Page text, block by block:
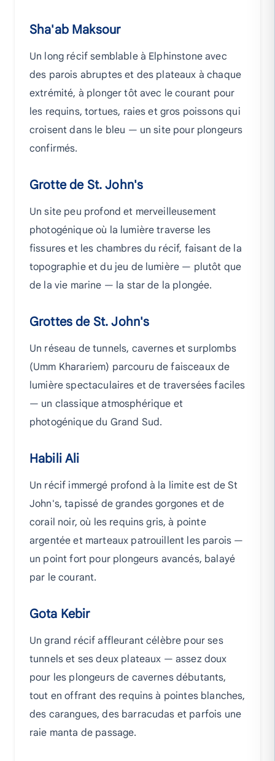
Sha'ab Maksour
Un long récif semblable à Elphinstone avec
des parois abruptes et des plateaux à chaque
extrémité, à plonger tôt avec le courant pour
les requins, tortues, raies et gros poissons qui
croisent dans le bleu — un site pour plongeurs
confirmés.
Grotte de St. John's
Un site peu profond et merveilleusement
photogénique où la lumière traverse les
fissures et les chambres du récif, faisant de la
topographie et du jeu de lumière — plutôt que
de la vie marine — la star de la plongée.
Grottes de St. John's
Un réseau de tunnels, cavernes et surplombs
(Umm Kharariem) parcouru de faisceaux de
lumière spectaculaires et de traversées faciles
— un classique atmosphérique et
photogénique du Grand Sud.
Habili Ali
Un récif immergé profond à la limite est de St
John's, tapissé de grandes gorgones et de
corail noir, où les requins gris, à pointe
argentée et marteaux patrouillent les parois —
un point fort pour plongeurs avancés, balayé
par le courant.
Gota Kebir
Un grand récif affleurant célèbre pour ses
tunnels et ses deux plateaux — assez doux
pour les plongeurs de cavernes débutants,
tout en offrant des requins à pointes blanches,
des carangues, des barracudas et parfois une
raie manta de passage.